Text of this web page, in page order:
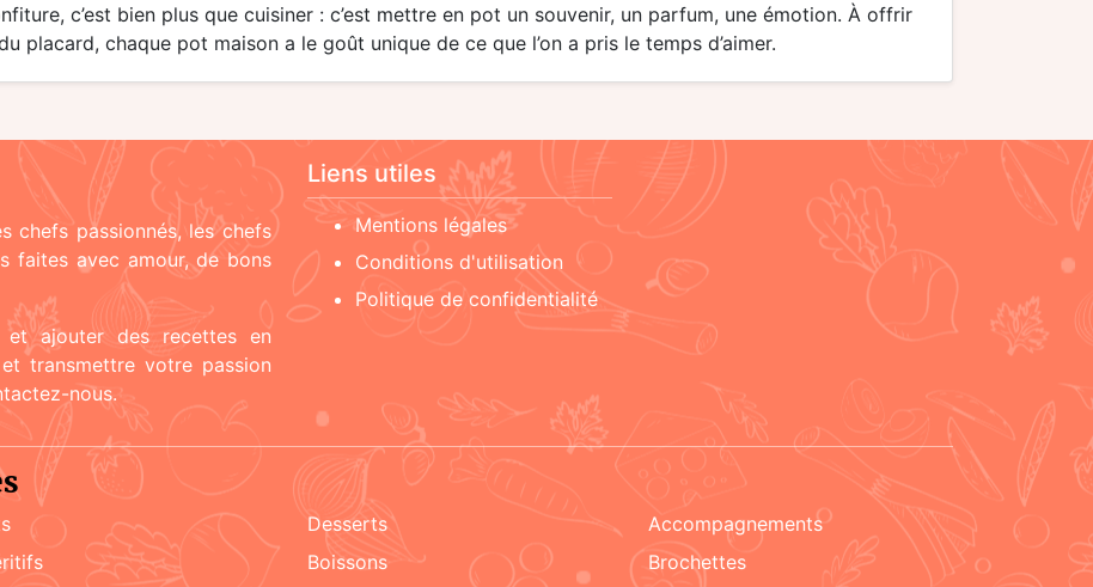
c’est bien plus que cuisiner : c’est mettre en pot un souvenir, un parfum, une émotion. À offrir
placard, chaque pot maison a le goût unique de ce que l’on a pris le temps d’aimer.
chefs passionnés, les chefs
faites avec amour, de bons
et ajouter des recettes en
transmettre votre passion
nous.
Liens utiles
Mentions légales
Conditions d'utilisation
Politique de confidentialité
Desserts
accompagnements
boissons
brochettes